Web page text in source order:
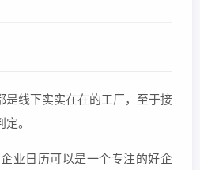
是线下实实在在的工厂，至于接
。
业日历可以是一个专注的好企